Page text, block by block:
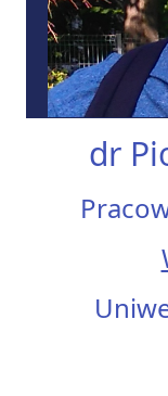
dr